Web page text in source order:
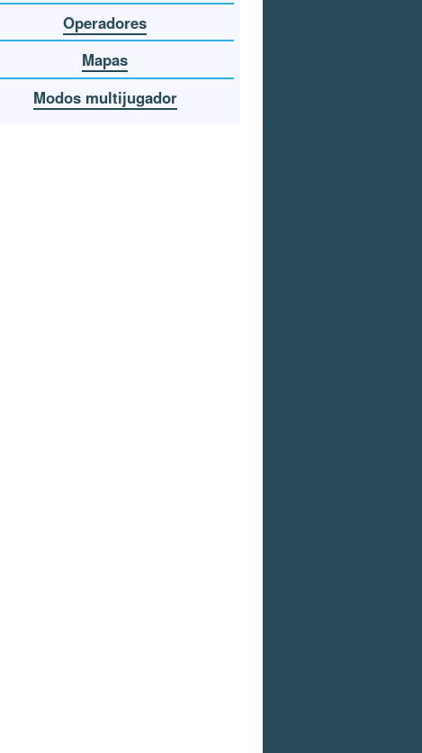
Operadores
Mapas
Modos multijugador